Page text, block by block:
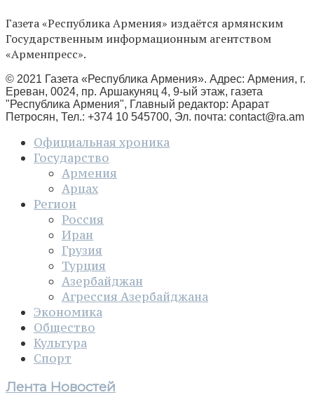
Газета «Республика Армения» издаётся армянским
Государственным информационным агентством
«Арменпресс».
© 2021 Газета «Республика Армения». Адрес: Армения, г.
Ереван, 0024, пр. Аршакуняц 4, 9-ый этаж, газета
"Республика Армения", Главный редактор: Арарат
Петросян, Тел.: +374 10 545700, Эл. почта: contact@ra.am
Официальная хроника
Государство
Армения
Арцах
Регион
Россия
Иран
Грузия
Турция
Азербайджан
Агрессия Азербайджана
Экономика
Общество
Культура
Спорт
Лента Новостей